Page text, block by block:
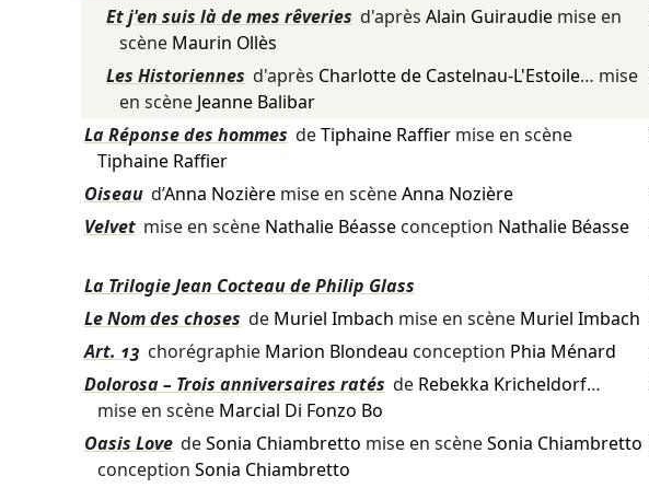
Et j'en suis là de mes rêveries d'aprèsAlain Guiraudie mise en
scène Maurin Ollès
Les Historiennes d'après Charlotte de Castelnau-L'Estoile… mise
en scène Jeanne Balibar
La Réponse des hommes deTiphaine Raffiermise en scène
Tiphaine Raffier
Oiseau d’Anna Nozièremise en scèneAnna Nozière
Velvet mise en scène Nathalie Béasseconception Nathalie Béasse
La Trilogie Jean Cocteau de Philip Glass
Le Nom des choses de Muriel Imbach mise en scène Muriel Imbach
Art. 13 chorégraphie Marion Blondeau conception Phia Ménard
Dolorosa – Trois anniversaires ratés de Rebekka Kricheldorf…
mise en scène Marcial Di Fonzo Bo
Oasis Love deSonia Chiambretto mise en scèneSonia Chiambretto
conception Sonia Chiambretto